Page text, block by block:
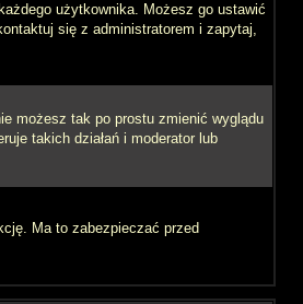
użytkownika. Możesz go ustawić
się z administratorem i zapytaj,
możesz tak po prostu zmienić wyglądu
takich działań i moderator lub
Ma to zabezpieczać przed